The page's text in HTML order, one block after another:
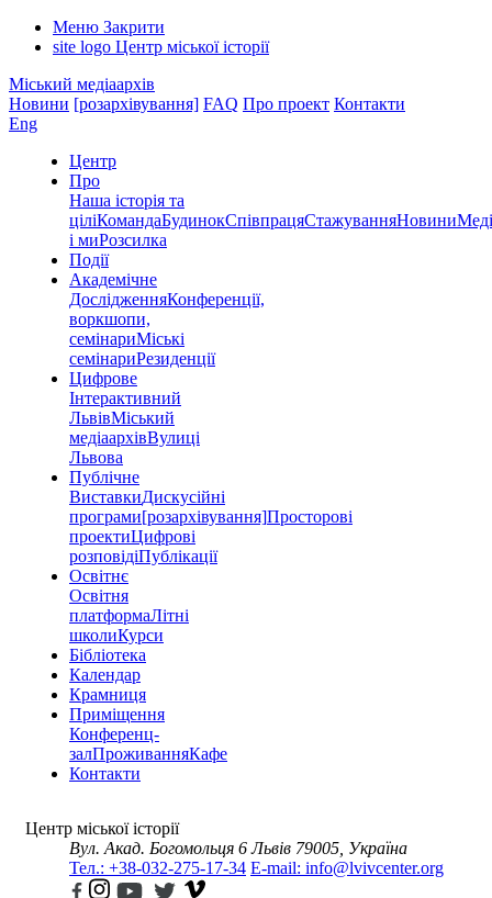
Меню Закрити
site logo Центр міської історії
Міський медіаархів
Новини [розархівування] FAQ Про проект Контакти
Eng
Центр
Про
Наша історія та
ціліКомандаБудинокСпівпрацяСтажуванняНовини
і миРозсилка
Події
Академічне
ДослідженняКонференції,
воркшопи,
семінариМіські
семінариРезиденції
Цифрове
Інтерактивний
ЛьвівМіський
медіаархівВулиці
Львова
Публічне
ВиставкиДискусійні
програми[розархівування]Просторові
проектиЦифрові
розповідіПублікації
Освітнє
Освітня
платформаЛітні
школиКурси
Бібліотека
Календар
Крамниця
Приміщення
Конференц-
залПроживанняКафе
Контакти
Центр міської історії
Вул. Акад. Богомольця 6 Львів 79005, Україна
Тел.: +38-032-275-17-34 E-mail: info@lvivcenter.org